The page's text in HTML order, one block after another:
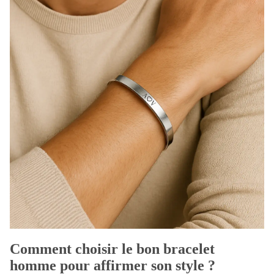
Comment choisir le bon bracelet
homme pour affirmer son style ?